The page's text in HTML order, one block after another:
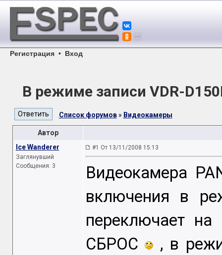
Регистрация • Вход
В режиме записи VDR-
Список форумов» Видеокамеры
Автор
Ice Wanderer
Заглянувший
Сообщения: 3
#1 От 13/11/2008 15:13
Видеокамера
включения в
переключает
СБРОС
, в